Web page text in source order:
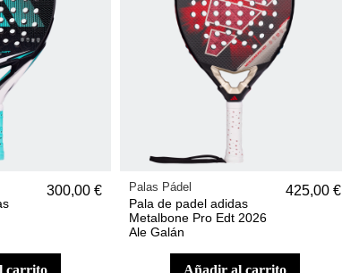
300,00 € Palas Pádel
Pala de padel adidas
Metalbone Pro Edt 2026
Ale Galán
425,00 €